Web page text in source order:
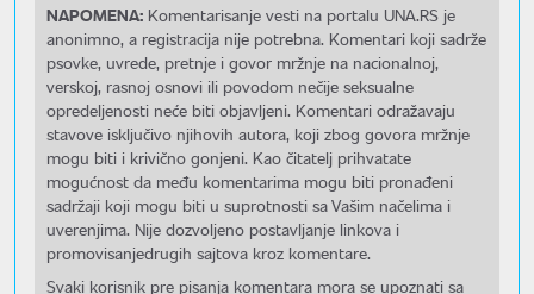
NAPOMENA: Komentarisanje vesti na portalu UNA.RS je
anonimno, a registracija nije potrebna. Komentari koji sadrže
psovke, uvrede, pretnje i govor mržnje na nacionalnoj,
verskoj, rasnoj osnovi ili povodom nečije seksualne
opredeljenosti neće biti objavljeni. Komentari odražavaju
stavove isključivo njihovih autora, koji zbog govora mržnje
mogu biti i krivično gonjeni. Kao čitatelj prihvatate
mogućnost da među komentarima mogu biti pronađeni
sadržaji koji mogu biti u suprotnosti sa Vašim načelima i
uverenjima. Nije dozvoljeno postavljanje linkova i
promovisanjedrugih sajtova kroz komentare.
Svaki korisnik pre pisanja komentara mora se upoznati sa